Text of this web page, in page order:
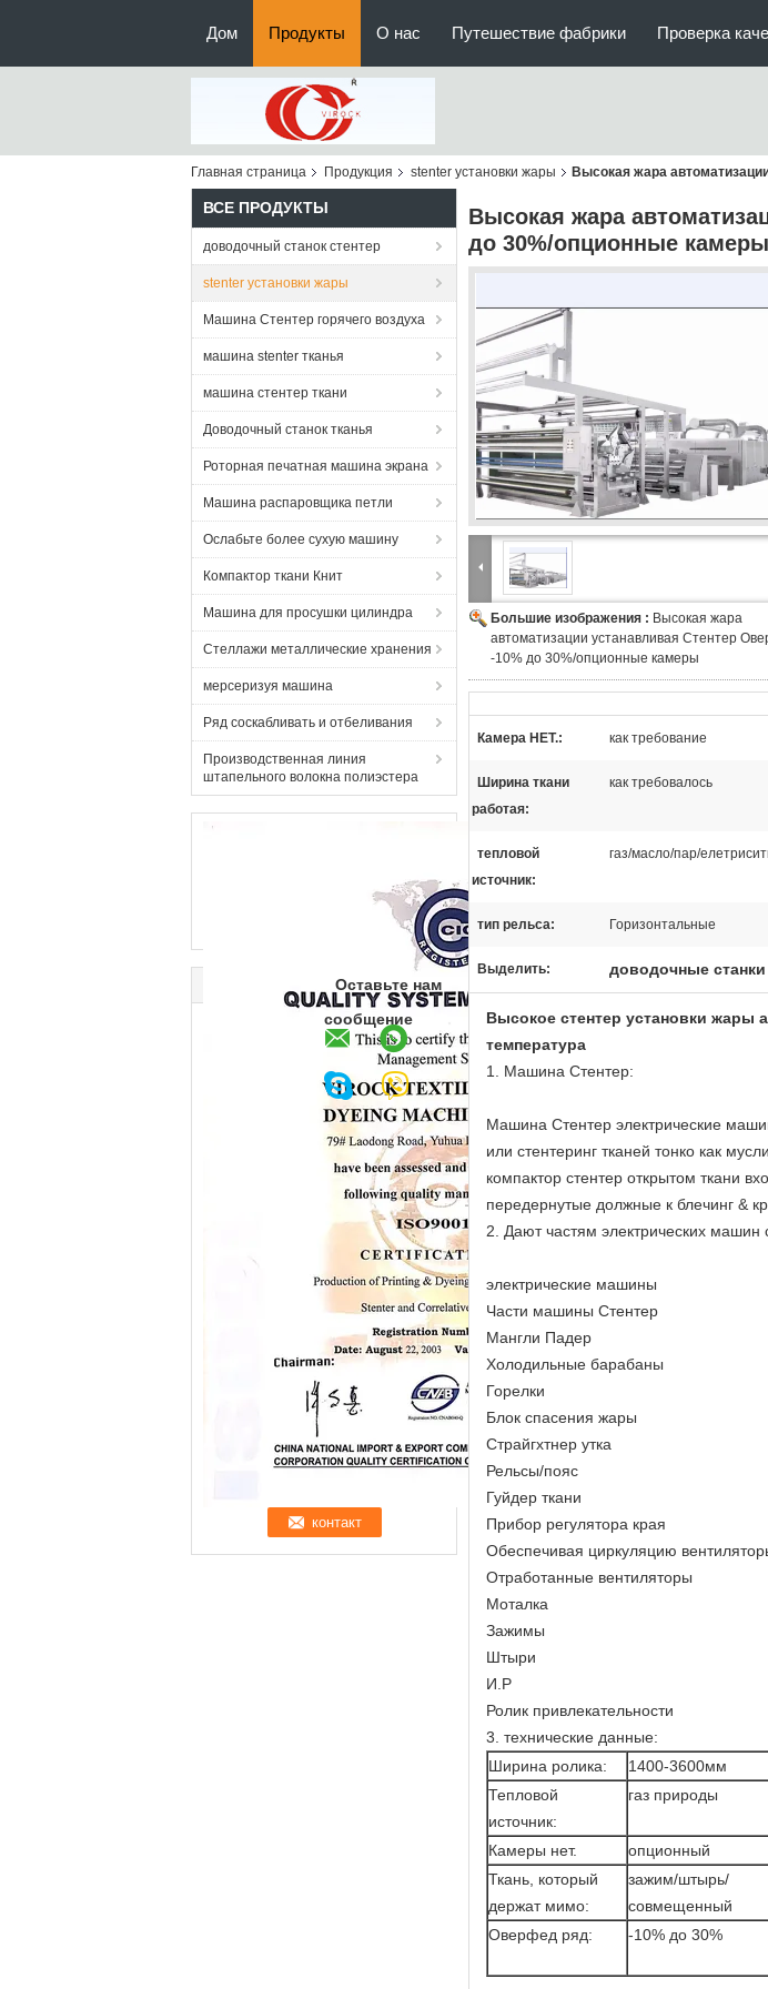
Дом Продукты О нас Путешествие фабрики Проверка
Главная страница Продукция stenter установки жары Высокая жара
ВСЕ ПРОДУКТЫ
доводочный станок стентер
stenter установки жары
Машина Стентер горячего воздуха
машина stenter тканья
машина стентер ткани
Доводочный станок тканья
Роторная печатная машина экрана
Машина распаровщика петли
Ослабьте более сухую машину
Компактор ткани Книт
Машина для просушки цилиндра
Стеллажи металлические хранения
мерсеризуя машина
Ряд соскабливать и отбеливания
Производственная линия
штапельного волокна полиэстера
Оставьте нам
сообщение
Высокая жара
до 30%/опционные камеры
Большие изображения : Высокая жара
автоматизации устанавливая Стентер
-10% до 30%/опционные камеры
Камера НЕТ.: как требование
Ширина ткани
работая:
как требовалось
тепловой
источник:
газ/масло/пар/
тип рельса: Горизонтальные
Выделить: доводочные станки
Высокое стентер установки жары
температура
1. Машина Стентер:
Машина Стентер электрические
или стентеринг тканей тонко как
компактор стентер открытом ткани
передернутые должные к блечинг &
2. Дают частям электрических машин
электрические машины
Части машины Стентер
Мангли Падер
Холодильные барабаны
Горелки
Блок спасения жары
Страйгхтнер утка
Рельсы/пояс
Гуйдер ткани
Прибор регулятора края
Обеспечивая циркуляцию
Отработанные вентиляторы
Моталка
Зажимы
Штыри
И.Р
Ролик привлекательности
3. технические данные:
Ширина ролика:
1400-3600мм
Тепловой
источник:
газ природы
Камеры нет. опционный
Ткань, который
держат мимо:
зажим/штырь/
совмещенный
Оверфед ряд: -10% до 30%